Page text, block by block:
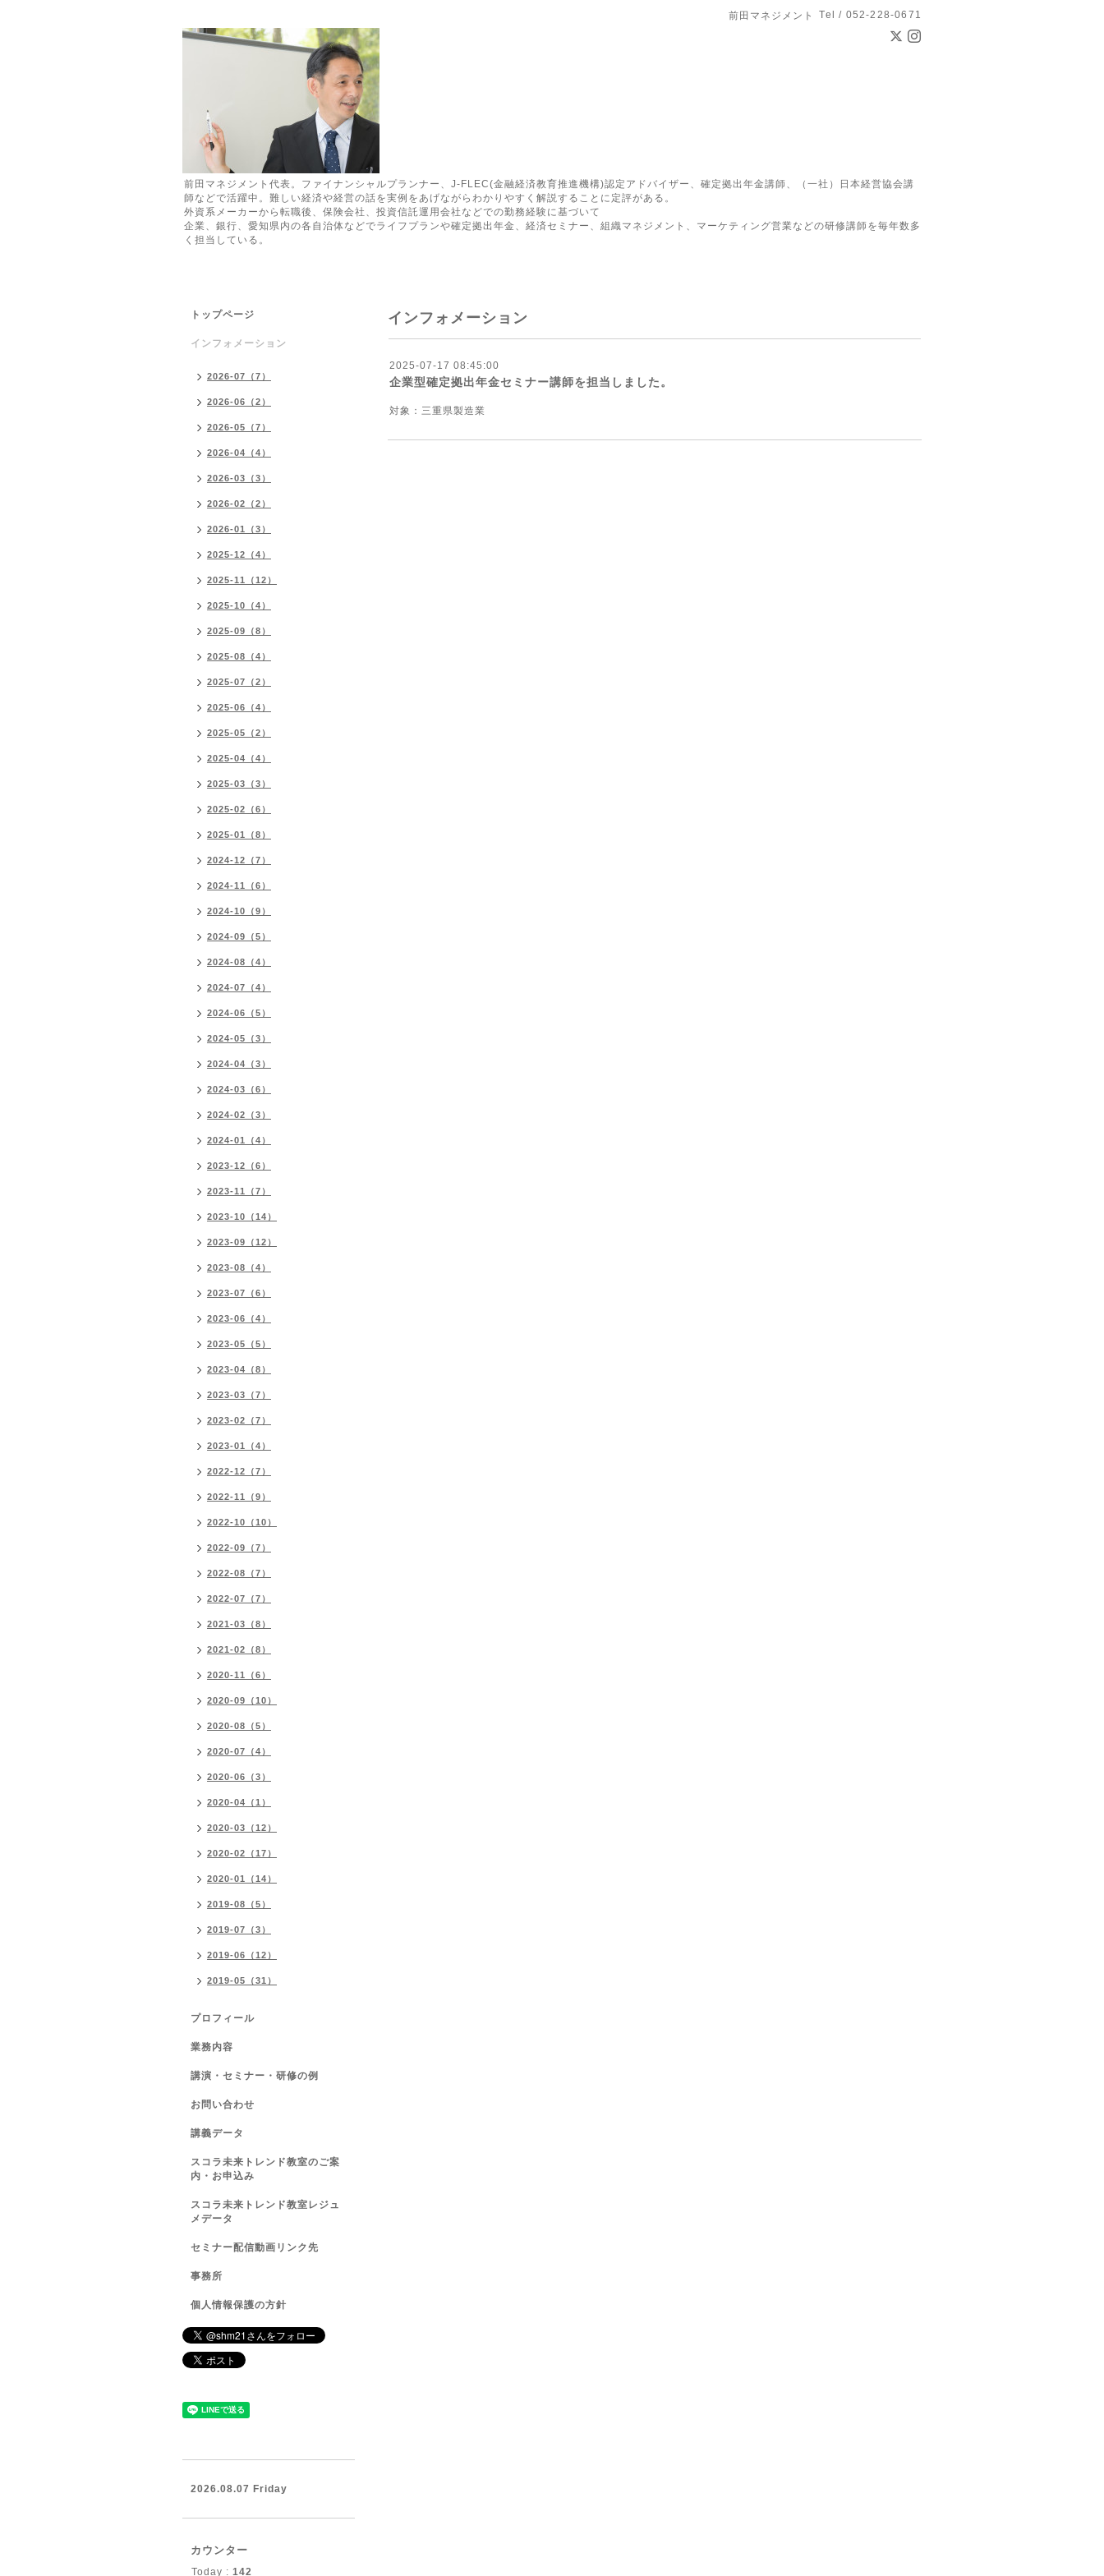
前田マネジメント Tel / 052-228-0671
前田マネジメント代表。ファイナンシャルプランナー、J-FLEC(金融経済教育推進機構)認定アドバイザー、確定拠出年金講師、（一社）日本経営協会講
師などで活躍中。難しい経済や経営の話を実例をあげながらわかりやすく解説することに定評がある。
外資系メーカーから転職後、保険会社、投資信託運用会社などでの勤務経験に基づいて
企業、銀行、愛知県内の各自治体などでライフプランや確定拠出年金、経済セミナー、組織マネジメント、マーケティング営業などの研修講師を毎年数多
く担当している。
インフォメーション
2025-07-17 08:45:00
企業型確定拠出年金セミナー講師を担当しました。
対象：三重県製造業
トップページ
インフォメーション
2026-07（7）
2026-06（2）
2026-05（7）
2026-04（4）
2026-03（3）
2026-02（2）
2026-01（3）
2025-12（4）
2025-11（12）
2025-10（4）
2025-09（8）
2025-08（4）
2025-07（2）
2025-06（4）
2025-05（2）
2025-04（4）
2025-03（3）
2025-02（6）
2025-01（8）
2024-12（7）
2024-11（6）
2024-10（9）
2024-09（5）
2024-08（4）
2024-07（4）
2024-06（5）
2024-05（3）
2024-04（3）
2024-03（6）
2024-02（3）
2024-01（4）
2023-12（6）
2023-11（7）
2023-10（14）
2023-09（12）
2023-08（4）
2023-07（6）
2023-06（4）
2023-05（5）
2023-04（8）
2023-03（7）
2023-02（7）
2023-01（4）
2022-12（7）
2022-11（9）
2022-10（10）
2022-09（7）
2022-08（7）
2022-07（7）
2021-03（8）
2021-02（8）
2020-11（6）
2020-09（10）
2020-08（5）
2020-07（4）
2020-06（3）
2020-04（1）
2020-03（12）
2020-02（17）
2020-01（14）
2019-08（5）
2019-07（3）
2019-06（12）
2019-05（31）
プロフィール
業務内容
講演・セミナー・研修の例
お問い合わせ
講義データ
スコラ未来トレンド教室のご案
内・お申込み
スコラ未来トレンド教室レジュ
メデータ
セミナー配信動画リンク先
事務所
個人情報保護の方針
2026.08.07 Friday
カウンター
Today : 142